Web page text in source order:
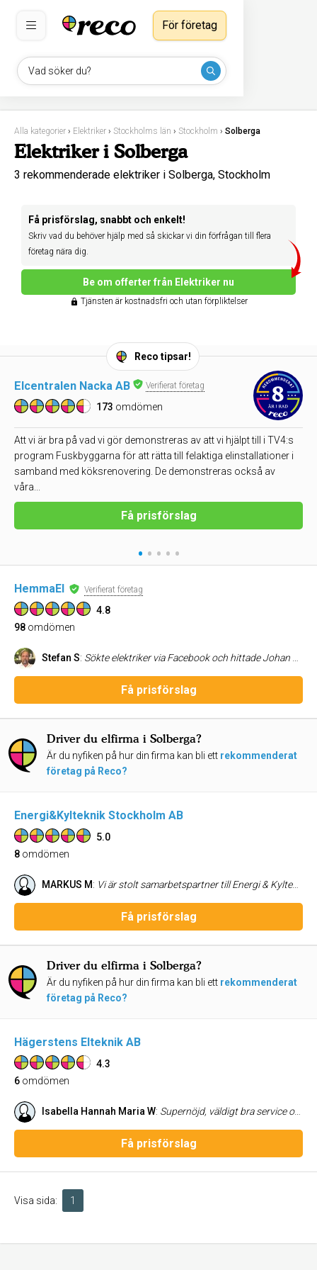
Vad söker du?
För företag
Alla kategorier › Elektriker › Stockholms län › Stockholm › Solberga
Elektriker i Solberga
3 rekommenderade elektriker i Solberga, Stockholm
Få prisförslag, snabbt och enkelt!
Skriv vad du behöver hjälp med så skickar vi din förfrågan till flera
företag nära dig.
Be om offerter från Elektriker nu
Tjänsten är kostnadsfri och utan förpliktelser
Reco tipsar!
Elcentralen Nacka AB Verifierat företag
173 omdömen
Att vi är bra på vad vi gör demonstreras av att vi hjälpt till i TV4:s
program Fuskbyggarna för att rätta till felaktiga elinstallationer i
samband med köksrenovering. De demonstreras också av
våra...
Få prisförslag
• • • • •
HemmaEl Verifierat företag
4.8
98 omdömen
Stefan S: Sökte elektriker via Facebook och hittade Johan Åberg elektriska som responderade dagen efter på min förfrågan gällande en badrumsrenovering. Han kom och vi gick igenom mina önskemål och han kontrollerade hela anläggningen i huset och föreslog även vissa säkerhetshöjande åtgärder vilket jag accepterade. När väl jobbet drogs igång kom han på utsatt tid och genomförde jobbet. Mycket proffsigt och tidseffektivt. Han var mycket kommunikativ och slutresultatet blev fantastiskt. Fakturan var bra specificerad och enligt tidigare överenskommelse. Vi är mycket nöjda och rekommenderar Åbergs-el.
Få prisförslag
Driver du elfirma i Solberga?
Är du nyfiken på hur din firma kan bli ett rekommenderat
företag på Reco?
Energi&Kylteknik Stockholm AB
5.0
8 omdömen
MARKUS M: Vi är stolt samarbetspartner till Energi & Kylteknik. Miguel besitter unik ykesstolthet över att vilja leverera perfekt i varje projekt. Vi kan varmt rekommendera detta företag!
Få prisförslag
Driver du elfirma i Solberga?
Är du nyfiken på hur din firma kan bli ett rekommenderat
företag på Reco?
Hägerstens Elteknik AB
4.3
6 omdömen
Isabella Hannah Maria W: Supernöjd, väldigt bra service och dem utförde ett noggrant arbete
Få prisförslag
Visa sida: 1